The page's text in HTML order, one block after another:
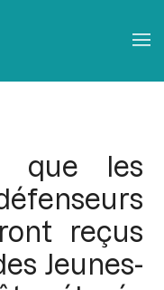
que les
reçus
Jeunes-